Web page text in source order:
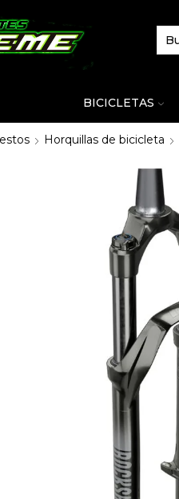
BICICLETAS
Horquillas de bicicleta